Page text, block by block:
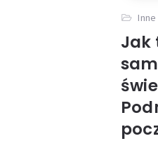
Inne
Jak